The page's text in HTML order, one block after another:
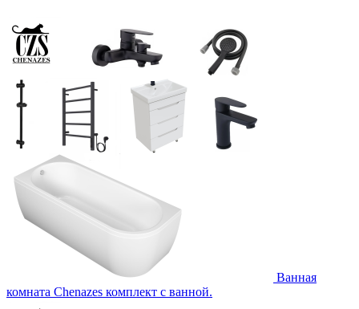
Ванная
комната Chenazes комплект с ванной.